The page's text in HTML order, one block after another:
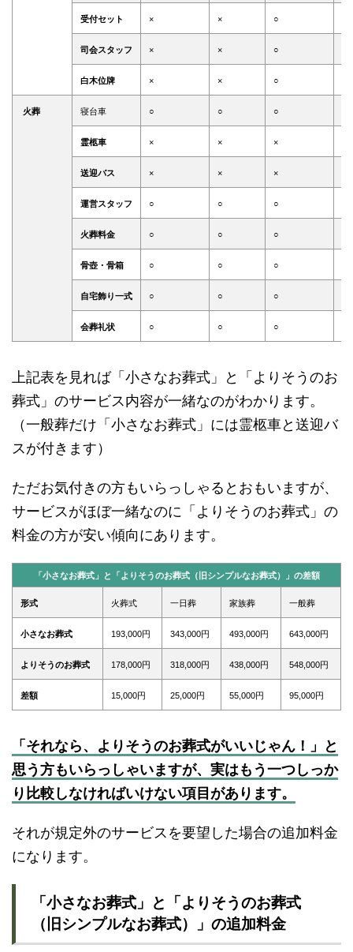
受付セット × × ○
司会スタッフ × × ○
白木位牌 × × ○
火葬 寝台車 ○ ○ ○
霊柩車 × × ×
送迎バス × × ×
運営スタッフ ○ ○ ○
火葬料金 ○ ○ ○
骨壺・骨箱 ○ ○ ○
自宅飾り一式 ○ ○ ○
会葬礼状 ○ ○ ○
上記表を見れば「小さなお葬式」と「よりそうのお
葬式」のサービス内容が一緒なのがわかります。
（一般葬だけ「小さなお葬式」には霊柩車と送迎バ
スが付きます）
ただお気付きの方もいらっしゃるとおもいますが、
サービスがほぼ一緒なのに「よりそうのお葬式」の
料金の方が安い傾向にあります。
「小さなお葬式」と「よりそうのお葬式（旧シンプルなお葬式）」の差額
形式 火葬式 一日葬 家族葬 一般葬
小さなお葬式 193,000円 343,000円 493,000円 643,000円
よりそうのお葬式 178,000円 318,000円 438,000円 548,000円
差額 15,000円 25,000円 55,000円 95,000円
「それなら、よりそうのお葬式がいいじゃん！」と
思う方もいらっしゃいますが、実はもう一つしっか
り比較しなければいけない項目があります。
それが規定外のサービスを要望した場合の追加料金
になります。
「小さなお葬式」と「よりそうのお葬式
（旧シンプルなお葬式）」の追加料金